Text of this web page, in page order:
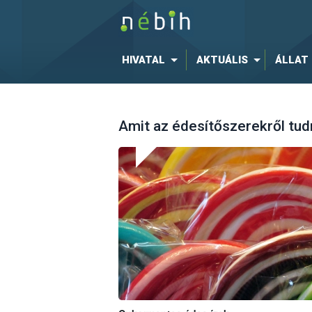
HIVATAL AKTUÁLIS ÁLLAT
Amit az édesítőszerekről